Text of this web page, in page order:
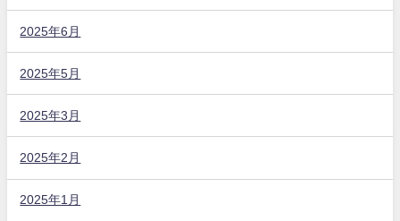
2025年6月
2025年5月
2025年3月
2025年2月
2025年1月